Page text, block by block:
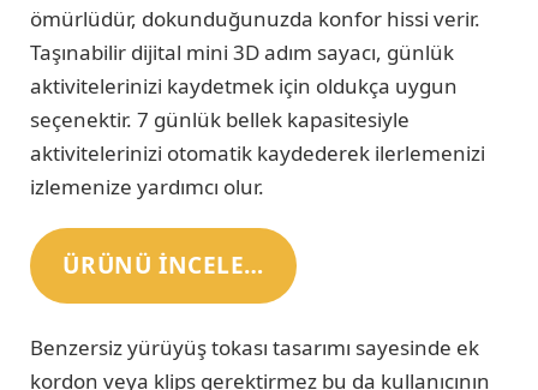
ömürlüdür, dokunduğunuzda konfor hissi verir.
Taşınabilir dijital mini 3D adım sayacı, günlük
aktivitelerinizi kaydetmek için oldukça uygun
seçenektir. 7 günlük bellek kapasitesiyle
aktivitelerinizi otomatik kaydederek ilerlemenizi
izlemenize yardımcı olur.
ÜRÜNÜ INCELE…
Benzersiz yürüyüş tokası tasarımı sayesinde ek
kordon veya klips gerektirmez bu da kullanıcının